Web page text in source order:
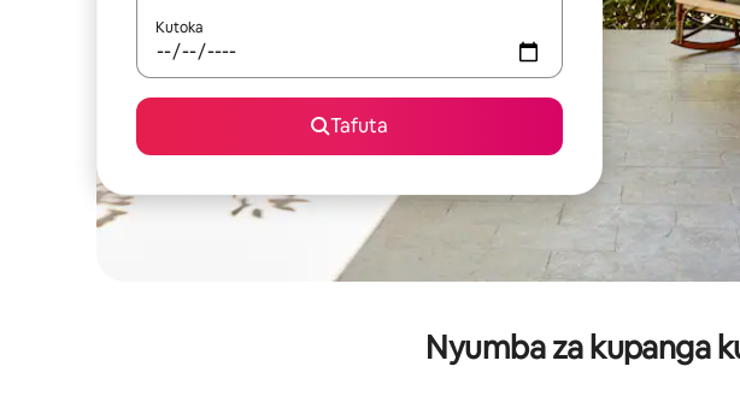
Kutoka
Tafuta
Nyumba za kupanga